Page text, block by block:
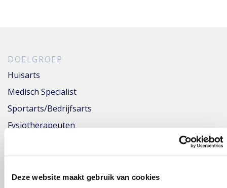
Deze website maakt gebruik van cookies
DOELGROEP
Huisarts
Medisch Specialist
Sportarts/Bedrijfsarts
Fysiotherapeuten
Nieuws&Blog